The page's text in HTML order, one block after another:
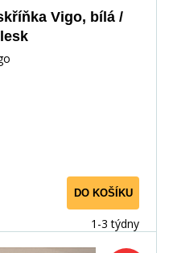
Vigo, bílá /
DO KOŠÍKU
1-3 týdny